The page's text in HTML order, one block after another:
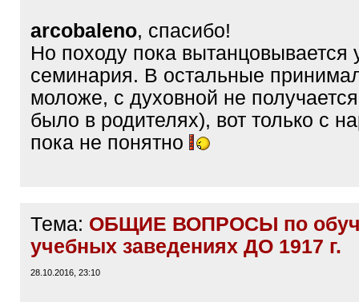
arcobaleno, спасибо!
Но походу пока вытанцовывается
семинария. В остальные
моложе, с духовной не
было в родителях), вот только с
пока не понятно
Тема: ОБЩИЕ ВОПРОСЫ по
учебных заведениях ДО 1917 г.
28.10.2016, 23:10